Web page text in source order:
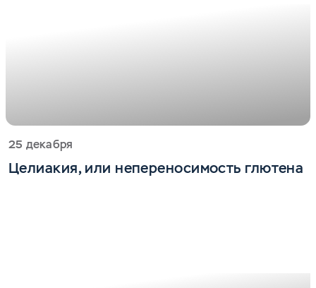
25 декабря
Целиакия, или непереносимость глютена